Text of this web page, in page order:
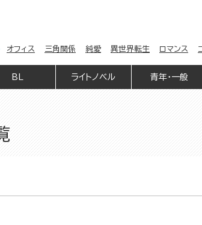
オフィス 三角関係 純愛 異世界転生 ロマンス
BL ライトノベル 青年・一般